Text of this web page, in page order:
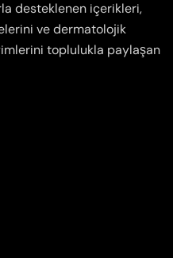
desteklenen içerikleri,
ve dermatolojik
toplulukla paylaşan